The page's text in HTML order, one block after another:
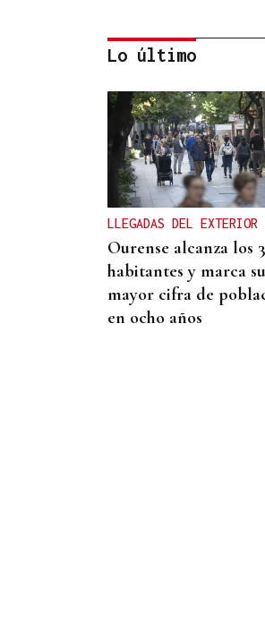
QUEN CHO DIXO
¿Sabe usted que
visitó Celanova?
Lo último
LLEGADAS DEL EXTERIOR
Ourense alcanza los
habitantes y marca su
mayor cifra de
en ocho años